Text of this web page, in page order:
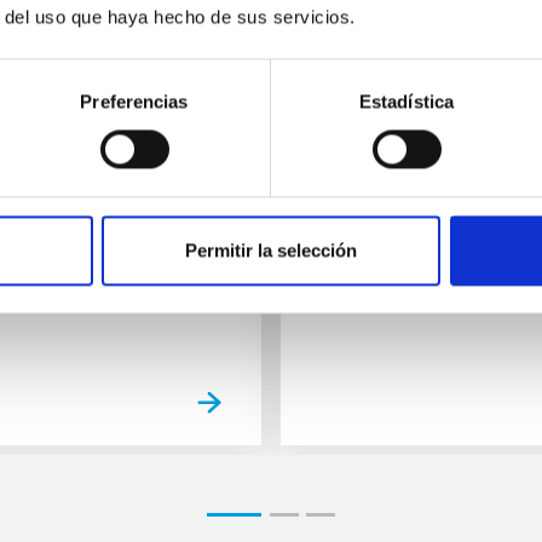
uso que haya hecho de sus servicios.
Preferencias Estadística
Permitir la selección
11
26
Agosto 2026
10
AUG
CONFERENCE
Substellar